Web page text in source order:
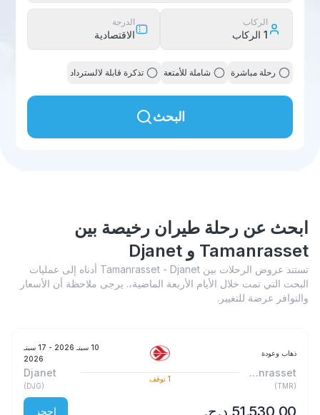
الركاب
1 الركاب
الدرجة
الاقتصادية
رحلة مباشرة شاملة للأمتعة تذكرة قابلة لالسترداد
البحث
ابحث عن رحلة طيران رخيصة بين
Tamanrasset و Djanet
تستند عروض الرحلات بين Tamanrasset - Djanet أدناه إلى عمليات
البحث التي تمت خلال الأيام الأربعة الماضية،. يرجى ملاحظة أن الأسعار
والتوافر عرضة للتغيير.
ذهاب وعودة
10 سبتـ 2026
- 17 سبتـ
2026
Tamanrasset
(
TMR
)
1 توقف
Djanet
(
DJG
)
احجز